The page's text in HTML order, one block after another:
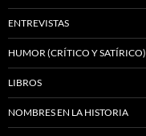
ENTREVISTAS
HUMOR (CRÍTICO Y SATÍRICO)
LIBROS
NOMBRES EN LA HISTORIA